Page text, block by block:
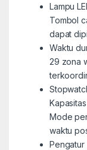
Lampu
Tombol
dapat
Waktu
29 zona
Mode
waktu
Pengatur